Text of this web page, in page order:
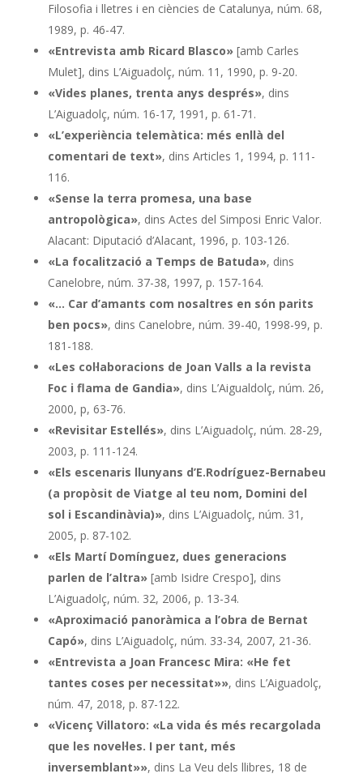
Filosofia i lletres i en ciències de Catalunya, núm. 68,
1989, p. 46-47.
«Entrevista amb Ricard Blasco»[amb Carles
Mulet], dins L’Aiguadolç, núm. 11, 1990, p. 9-20.
«Vides planes, trenta anys després», dins
L’Aiguadolç, núm. 16-17, 1991, p. 61-71.
«L’experiència telemàtica: més enllà del
comentari de text», dins Articles 1, 1994, p. 111-
116.
«Sense la terra promesa, una base
antropològica», dins Actes del Simposi Enric Valor.
Alacant: Diputació d’Alacant, 1996, p. 103-126.
«La focalització a Temps de Batuda», dins
Canelobre, núm. 37-38, 1997, p. 157-164.
«… Car d’amants com nosaltres en són parits
ben pocs», dins Canelobre, núm. 39-40, 1998-99, p.
181-188.
«Les col·laboracions de Joan Valls a la revista
Foc i flama de Gandia», dins L’Aigualdolç, núm. 26,
2000, p, 63-76.
«Revisitar Estellés», dins L’Aiguadolç, núm. 28-29,
2003, p. 111-124.
«Els escenaris llunyans d’E.Rodríguez-Bernabeu
(a propòsit de Viatge al teu nom, Domini del
sol i Escandinàvia)», dins L’Aiguadolç, núm. 31,
2005, p. 87-102.
«Els Martí Domínguez, dues generacions
parlen de l’altra»[amb Isidre Crespo], dins
L’Aiguadolç, núm. 32, 2006, p. 13-34.
«Aproximació panoràmica a l’obra de Bernat
Capó», dins L’Aiguadolç, núm. 33-34, 2007, 21-36.
«Entrevista a Joan Francesc Mira: «He fet
tantes coses per necessitat»», dins L’Aiguadolç,
núm. 47, 2018, p. 87-122.
«Vicenç Villatoro: «La vida és més recargolada
que les novel·les. I per tant, més
inversemblant»», dins La Veu dels llibres, 18 de